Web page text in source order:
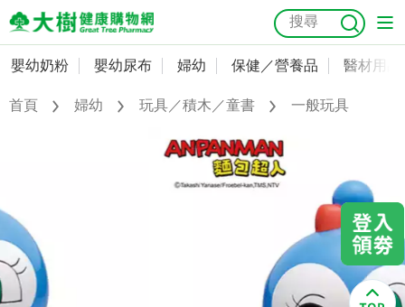
嬰幼奶粉
保健／營養品
醫材用品
會員資料及密碼修改
收藏清單
紅利點數查詢
嬰幼奶粉 嬰幼尿布 婦幼 保健／營養品 醫材用品
首頁 婦幼 玩具／積木／童書 一般玩具